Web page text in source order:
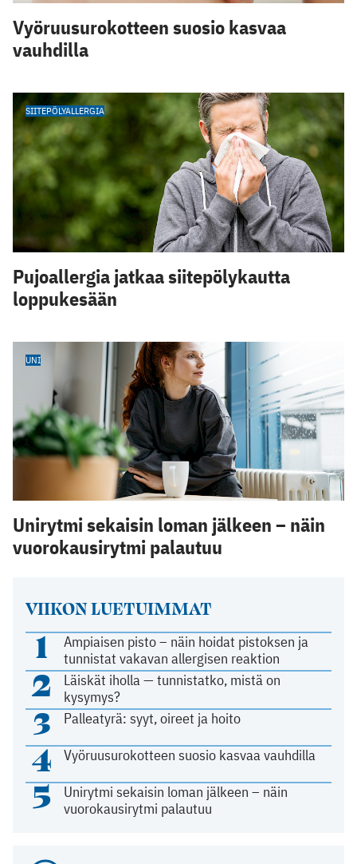
VIIKON LUETUIMMAT
1
Ampiaisen pisto – näin hoidat pistoksen ja
tunnistat vakavan allergisen reaktion
2
Läiskät iholla — tunnistatko, mistä on
kysymys?
3 Palleatyrä: syyt, oireet ja hoito
4 Vyöruusurokotteen suosio kasvaa vauhdilla
5
Unirytmi sekaisin loman jälkeen – näin
vuorokausirytmi palautuu
Vyöruusurokotteen suosio kasvaa
vauhdilla
SIITEPÖLYALLERGIA
Pujoallergia jatkaa siitepölykautta
loppukesään
UNI
Unirytmi sekaisin loman jälkeen – näin
vuorokausirytmi palautuu